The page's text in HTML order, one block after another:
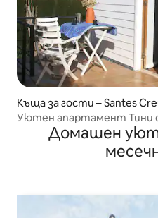
Къща за гости – Santes
Уютен апартамент Тини с
Домашен